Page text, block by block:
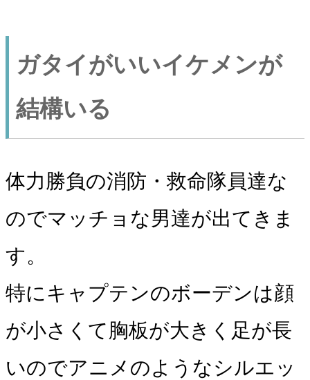
ガタイがいいイケメンが
結構いる
体力勝負の消防・救命隊員達な
のでマッチョな男達が出てきま
す。
特にキャプテンのボーデンは顔
が小さくて胸板が大きく足が長
いのでアニメのようなシルエッ